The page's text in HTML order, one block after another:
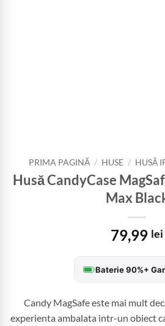
PRIMA PAGINĂ / HUSE / HUSĂ
Husă CandyCase
Max
79,99 lei
Baterie 90%+
Candy MagSafe este mai mult
experienta ambalata intr-un obiect